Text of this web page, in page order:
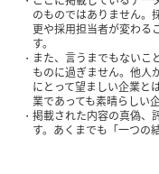
のものではありません。
更や採用担当者が変わる
す。
また、言うまでもないこ
ものに過ぎません。他人
にとって望ましい企業と
業であっても素晴らしい
掲載された内容の真偽、
す。あくまでも「一つの